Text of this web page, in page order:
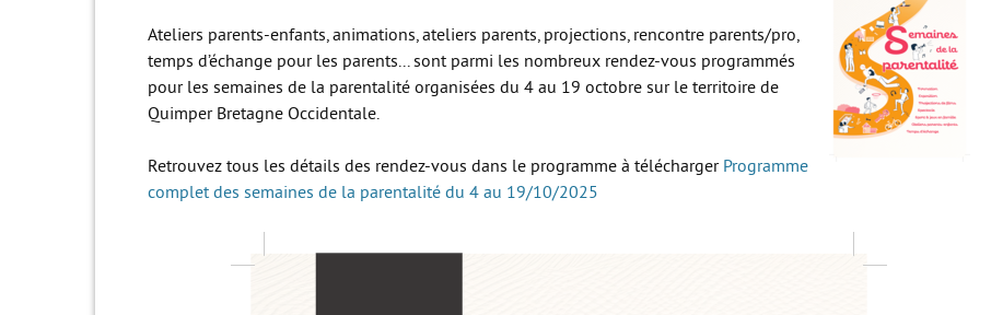
Ateliers parents-enfants, animations, ateliers parents, projections, rencontre parents/pro,
temps d’échange pour les parents... sont parmi les nombreux rendez-vous programmés
pour les semaines de la parentalité organisées du 4 au 19 octobre sur le territoire de
Quimper Bretagne Occidentale.
Retrouvez tous les détails des rendez-vous dans le programme à télécharger Programme
complet des semaines de la parentalité du 4 au 19/10/2025